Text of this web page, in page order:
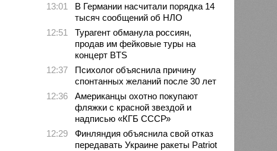
13:01
В Германии насчитали порядка 14
тысяч сообщений об НЛО
12:51
Турагент обманула россиян,
продав им фейковые туры на
концерт BTS
12:37
Психолог объяснила причину
спонтанных желаний после 30 лет
12:36
Американцы охотно покупают
фляжки с красной звездой и
надписью «КГБ СССР»
12:29
Финляндия объяснила свой отказ
передавать Украине ракеты Patriot